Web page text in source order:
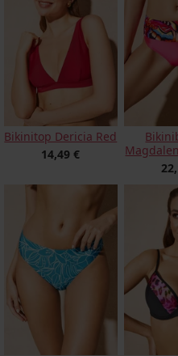
Bikinitop Dericia Red
14,49 €